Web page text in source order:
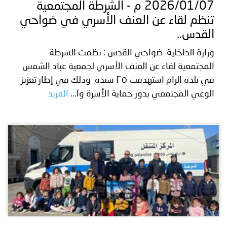
2026/01/07 م - الشرطة المجتمعية
تنظم لقاء عن العنف الأسري في ضواحي
القدس..
وزارة الداخلية ضواحي القدس : نظمت الشرطة
المجتمعية لقاء عن العنف الأسري لجمعية عباد الشمس
في بلدة الرام استهدفت ٢٥ سيدة وذلك في إطار تعزيز
الوعي المجتمعي بدور حماية الأسرة وآ...
المزيد